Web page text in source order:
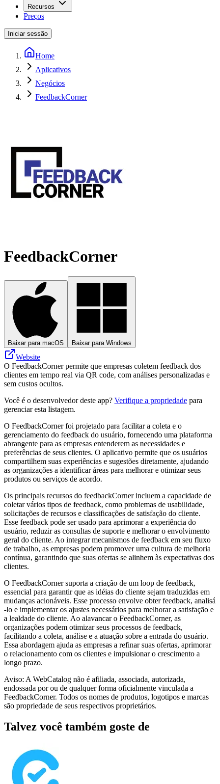
Recursos
Preços
Iniciar sessão
Home
Aplicativos
Negócios
FeedbackCorner
FeedbackCorner
Baixar para macOS Baixar para Windows
Website
O FeedbackCorner permite que empresas coletem feedback dos
clientes em tempo real via QR code, com análises personalizadas e
sem custos ocultos.
Você é o desenvolvedor deste app? Verifique a propriedade para
gerenciar esta listagem.
O FeedbackCorner foi projetado para facilitar a coleta e o
gerenciamento do feedback do usuário, fornecendo uma plataforma
abrangente para as empresas entenderem as necessidades e
preferências de seus clientes. O aplicativo permite que os usuários
compartilhem suas experiências e sugestões diretamente, ajudando
as organizações a identificar áreas para melhorar e otimizar seus
produtos ou serviços de acordo.
Os principais recursos do feedbackCorner incluem a capacidade de
coletar vários tipos de feedback, como problemas de usabilidade,
solicitações de recursos e classificações de satisfação do cliente.
Esse feedback pode ser usado para aprimorar a experiência do
usuário, reduzir as consultas de suporte e melhorar o envolvimento
geral do cliente. Ao integrar mecanismos de feedback em seu fluxo
de trabalho, as empresas podem promover uma cultura de melhoria
contínua, garantindo que suas ofertas se alinhem às expectativas dos
clientes.
O FeedbackCorner suporta a criação de um loop de feedback,
essencial para garantir que as idéias do cliente sejam traduzidas em
mudanças acionáveis. Esse processo envolve obter feedback, analisá
-lo e implementar os ajustes necessários para melhorar a satisfação e
a lealdade do cliente. Ao alavancar o FeedbackCorner, as
organizações podem otimizar seus processos de feedback,
facilitando a coleta, análise e a atuação sobre a entrada do usuário.
Essa abordagem ajuda as empresas a refinar suas ofertas, aprimorar
o relacionamento com os clientes e impulsionar o crescimento a
longo prazo.
Aviso: A WebCatalog não é afiliada, associada, autorizada,
endossada por ou de qualquer forma oficialmente vinculada a
FeedbackCorner. Todos os nomes de produtos, logotipos e marcas
são propriedade de seus respectivos proprietários.
Talvez você também goste de